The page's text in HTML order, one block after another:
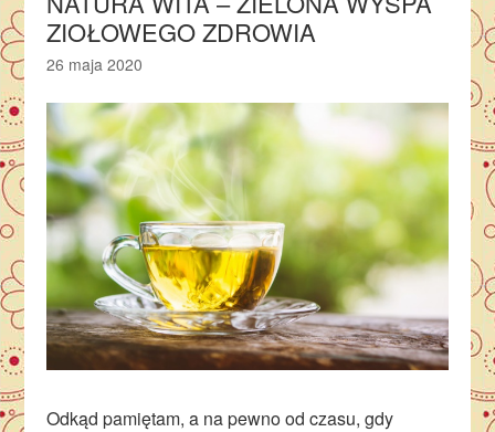
ZIOŁOWEGO ZDROWIA
26 maja 2020
Odkąd pamiętam, a na pewno od czasu, gdy